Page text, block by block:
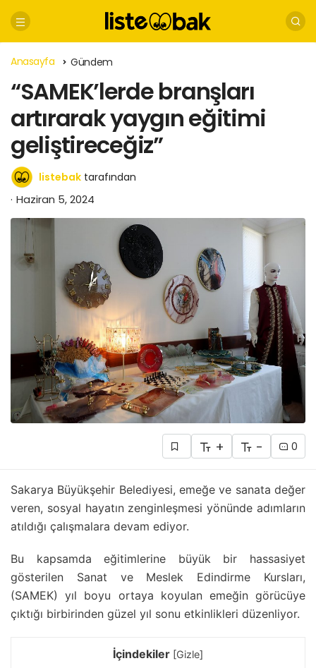
Anasayfa Gündem
“SAMEK’lerde branşları
artırarak yaygın eğitimi
geliştireceğiz”
listebak tarafından
Haziran 5, 2024
+ - 0
Sakarya Büyükşehir Belediyesi, emeğe ve sanata değer
veren, sosyal hayatın zenginleşmesi yönünde adımların
atıldığı çalışmalara devam ediyor.
Bu kapsamda eğitimlerine büyük bir hassasiyet
gösterilen Sanat ve Meslek Edindirme Kursları,
(SAMEK) yıl boyu ortaya koyulan emeğin görücüye
çıktığı birbirinden güzel yıl sonu etkinlikleri düzenliyor.
İçindekiler [Gizle]